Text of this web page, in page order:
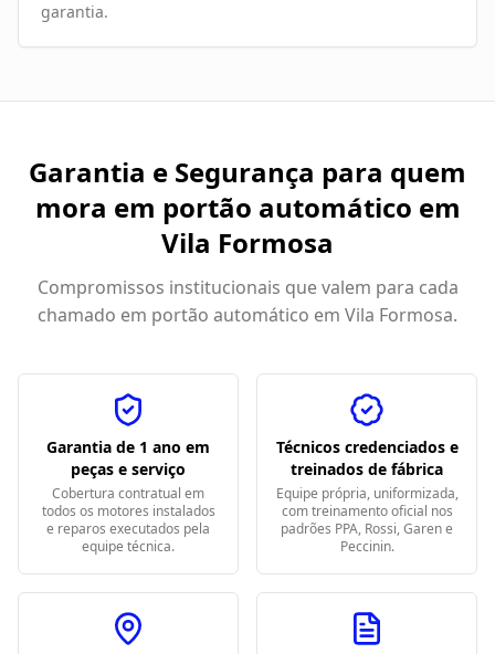
garantia.
Garantia e Segurança para quem
mora em portão automático em
Vila Formosa
Compromissos institucionais que valem para cada
chamado em portão automático em Vila Formosa.
Garantia de 1 ano em
peças e serviço
Cobertura contratual em
todos os motores instalados
e reparos executados pela
equipe técnica.
Técnicos credenciados e
treinados de fábrica
Equipe própria, uniformizada,
com treinamento oficial nos
padrões PPA, Rossi, Garen e
Peccinin.